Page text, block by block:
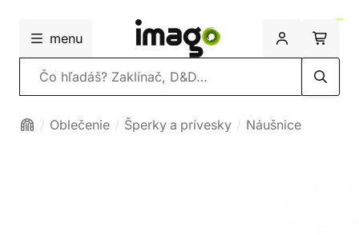
menu
Vyhľadávanie
Oblečenie Šperky a prívesky Náušnice